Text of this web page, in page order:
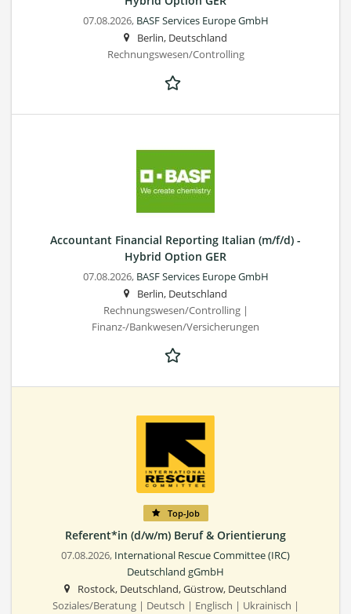
07.08.2026, BASF Services Europe GmbH
Berlin, Deutschland
Rechnungswesen/Controlling
Accountant Financial Reporting Italian (m/f/d) -
Hybrid Option GER
07.08.2026, BASF Services Europe GmbH
Berlin, Deutschland
Rechnungswesen/Controlling |
Finanz-/Bankwesen/Versicherungen
Top-Job
Referent*in (d/w/m) Beruf & Orientierung
07.08.2026, International Rescue Committee (IRC)
Deutschland gGmbH
Rostock, Deutschland, Güstrow, Deutschland
Soziales/Beratung | Deutsch | Englisch | Ukrainisch |